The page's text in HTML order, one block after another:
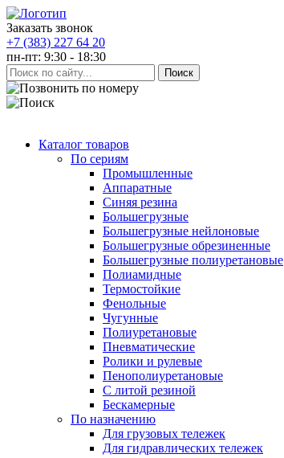
Заказать звонок
+7 (383) 227 64 20
пн-пт: 9:30 - 18:30
Каталог товаров
По сериям
Промышленные
Аппаратные
Синяя резина
Большегрузные
Большегрузные нейлоновые
Большегрузные обрезиненные
Большегрузные полиуретановые
Полиамидные
Термостойкие
Фенольные
Чугунные
Полиуретановые
Пневматические
Ролики и рулевые
Пенополиуретановые
С литой резиной
Бескамерные
По назначению
Для грузовых тележек
Для гидравлических тележек